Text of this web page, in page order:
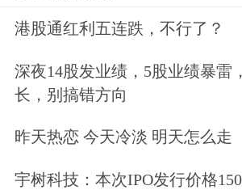
港股通红利五连跌，不行了？
深夜14股发业绩，5股业绩暴雷
长，别搞错方向
昨天热恋 今天冷淡 明天怎么走
宇树科技：本次IPO发行价格